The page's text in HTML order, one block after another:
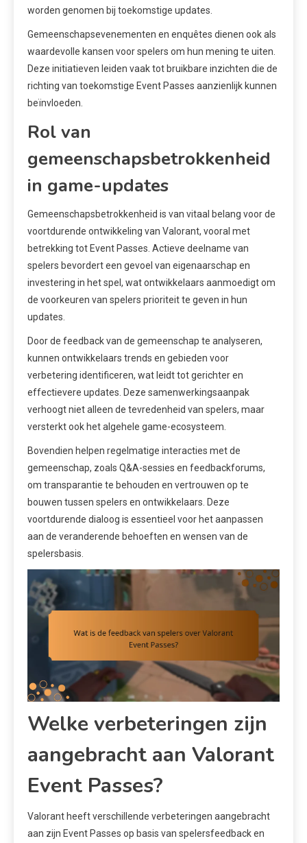
worden genomen bij toekomstige updates.
Gemeenschapsevenementen en enquêtes dienen ook als
waardevolle kansen voor spelers om hun mening te uiten.
Deze initiatieven leiden vaak tot bruikbare inzichten die de
richting van toekomstige Event Passes aanzienlijk kunnen
beïnvloeden.
Rol van
gemeenschapsbetrokkenheid
in game-updates
Gemeenschapsbetrokkenheid is van vitaal belang voor de
voortdurende ontwikkeling van Valorant, vooral met
betrekking tot Event Passes. Actieve deelname van
spelers bevordert een gevoel van eigenaarschap en
investering in het spel, wat ontwikkelaars aanmoedigt om
de voorkeuren van spelers prioriteit te geven in hun
updates.
Door de feedback van de gemeenschap te analyseren,
kunnen ontwikkelaars trends en gebieden voor
verbetering identificeren, wat leidt tot gerichter en
effectievere updates. Deze samenwerkingsaanpak
verhoogt niet alleen de tevredenheid van spelers, maar
versterkt ook het algehele game-ecosysteem.
Bovendien helpen regelmatige interacties met de
gemeenschap, zoals Q&A-sessies en feedbackforums,
om transparantie te behouden en vertrouwen op te
bouwen tussen spelers en ontwikkelaars. Deze
voortdurende dialoog is essentieel voor het aanpassen
aan de veranderende behoeften en wensen van de
spelersbasis.
Welke verbeteringen zijn
aangebracht aan Valorant
Event Passes?
Valorant heeft verschillende verbeteringen aangebracht
aan zijn Event Passes op basis van spelersfeedback en